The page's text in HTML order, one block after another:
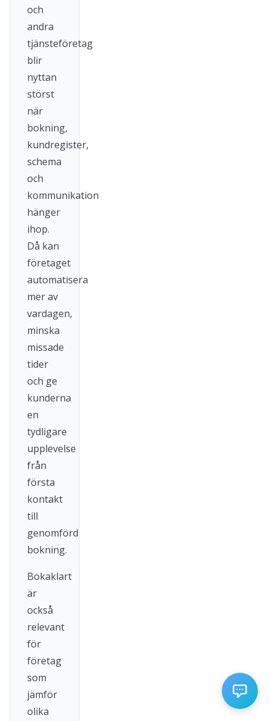
och
andra
tjänsteföretag
blir
nyttan
störst
när
bokning,
kundregister,
schema
och
kommunikation
hänger
ihop.
Då kan
företaget
automatisera
mer av
vardagen,
minska
missade
tider
och ge
kunderna
en
tydligare
upplevelse
från
första
kontakt
till
genomförd
bokning.
Bokaklart
är
också
relevant
för
företag
som
jämför
olika